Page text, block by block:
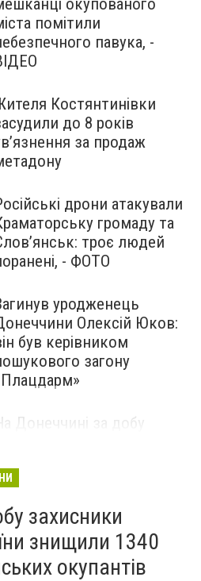
окупованого
помітили
павука, -
Костянтинівки
до 8 років
за продаж
дрони атакували
громаду та
троє людей
- ФОТО
уродженець
Олексій Юков:
був керівником
загону
Донеччині за добу
людина загинула та ще
захисники
знищили 1340
окупантів